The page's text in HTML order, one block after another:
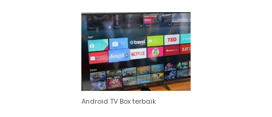
Android TV Box terbaik